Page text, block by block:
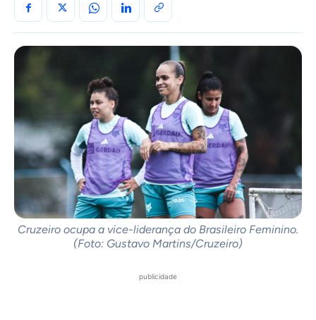
Cruzeiro ocupa a vice-liderança do Brasileiro Feminino.
(Foto: Gustavo Martins/Cruzeiro)
publicidade